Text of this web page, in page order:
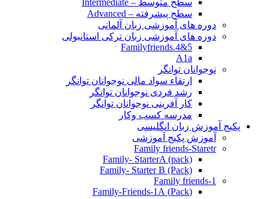
سطح متوسط – Intermediate
سطح پیشرفته – Advanced
دوره های آموزشی زبان آلمانی
دوره های آموزشی زبان ترکی استانبولی
Familyfriends.4&5
A1a
نوجوانان توانگر
ارتقاء سواد مالی نوجوانان توانگر
رشد فردی نوجوانان توانگر
کار آفرینی نوجوانان توانگر
مدرسه کسب وکار
پکیج آموزش زبان انگلیسی
آموزش پکیج آموزشی
Family friends-Staretr
Family- StarterA (pack)
Family- Starter B (Pack)
Family friends-1
(Pack) Family-Friends-1A